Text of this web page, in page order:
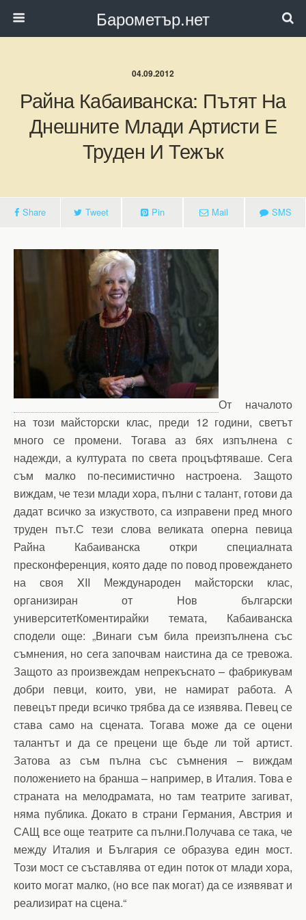
Барометър.нет
04.09.2012
Райна Кабаиванска: Пътят На
Днешните Млади Артисти Е
Труден И Тежък
Share Tweet Pin Mail SMS
От началото
на този майсторски клас, преди 12 години, светът
много се промени. Тогава аз бях изпълнена с
надежди, а културата по света процъфтяваше. Сега
съм малко по-песимистично настроена. Защото
виждам, че тези млади хора, пълни с талант, готови да
дадат всичко за изкуството, са изправени пред много
труден път.С тези слова великата оперна певица
Райна Кабаиванска откри специалната
пресконференция, която даде по повод провеждането
на своя XII Международен майсторски клас,
организиран от Нов български
университетКоментирайки темата, Кабаиванска
сподели още: „Винаги съм била преизпълнена със
съмнения, но сега започвам наистина да се тревожа.
Защото аз произвеждам непрекъснато – фабрикувам
добри певци, които, уви, не намират работа. А
певецът преди всичко трябва да се изявява. Певец се
става само на сцената. Тогава може да се оцени
талантът и да се прецени ще бъде ли той артист.
Затова аз съм пълна със съмнения – виждам
положението на бранша – например, в Италия. Това е
страната на мелодрамата, но там театрите загиват,
няма публика. Докато в страни Германия, Австрия и
САЩ все още театрите са пълни.Получава се така, че
между Италия и България се образува един мост.
Този мост се съставлява от един поток от млади хора,
които могат малко, (но все пак могат) да се изявяват и
реализират на сцена.“